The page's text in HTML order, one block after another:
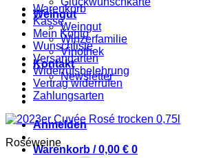
Weingut
Weingut
Winzerfamilie
Vinothek
Kontakt
Newsletter
Anmelden
Warenkorb /0,00 € 0
Warenkorb
Kasse
Mein Konto
Wunschliste
Versandarten
Widerrufsbelehrung
Vertrag widerrufen
Zahlungsarten
Roséweine